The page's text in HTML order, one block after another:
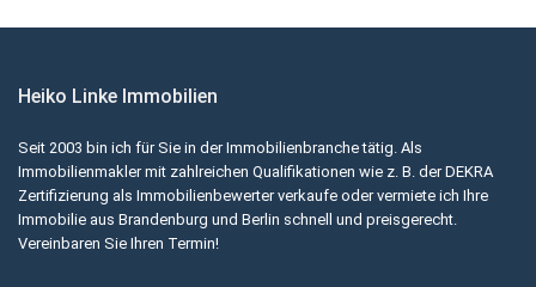
Heiko Linke Immobilien
Seit 2003 bin ich für Sie in der Immobilienbranche tätig. Als
Immobilienmakler mit zahlreichen Qualifikationen wie z. B. der DEKRA
Zertifizierung als Immobilienbewerter verkaufe oder vermiete ich Ihre
Immobilie aus Brandenburg und Berlin schnell und preisgerecht.
Vereinbaren Sie Ihren Termin!